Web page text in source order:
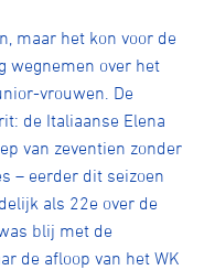
maar het kon voor de
wegnemen over het
vrouwen. De
de Italiaanse Elena
van zeventien zonder
– eerder dit seizoen
als 22e over de
blij met de
de afloop van het WK